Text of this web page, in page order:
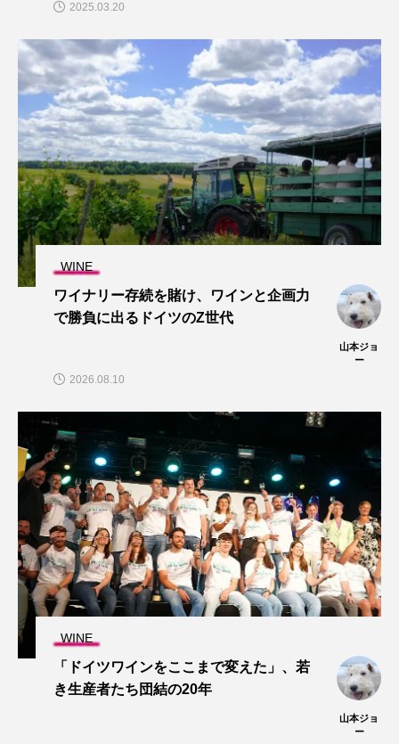
2025.03.20
WINE
ワイナリー存続を賭け、ワインと企画力
で勝負に出るドイツのZ世代
山本ジョ
ー
2026.08.10
WINE
「ドイツワインをここまで変えた」、若
き生産者たち団結の20年
山本ジョ
ー